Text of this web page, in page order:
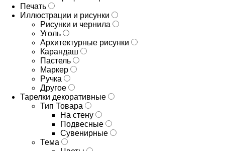
Печать
Иллюстрации и рисунки
Рисунки и чернила
Уголь
Архитектурные рисунки
Карандаш
Пастель
Маркер
Ручка
Другое
Тарелки декоративные
Тип Товара
На стену
Подвесные
Сувенирные
Тема